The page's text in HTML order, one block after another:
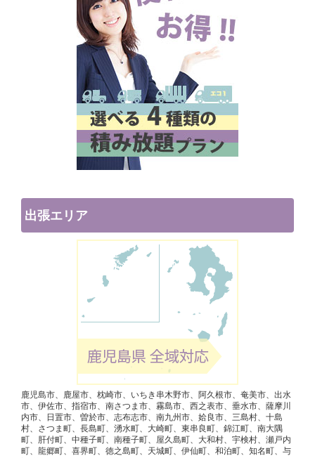
出張エリア
鹿児島市、鹿屋市、枕崎市、いちき串木野市、阿久根市、奄美市、出水
市、伊佐市、指宿市、南さつま市、霧島市、西之表市、垂水市、薩摩川
内市、日置市、曽於市、志布志市、南九州市、姶良市、三島村、十島
村、さつま町、長島町、湧水町、大崎町、東串良町、錦江町、南大隅
町、肝付町、中種子町、南種子町、屋久島町、大和村、宇検村、瀬戸内
町、龍郷町、喜界町、徳之島町、天城町、伊仙町、和泊町、知名町、与